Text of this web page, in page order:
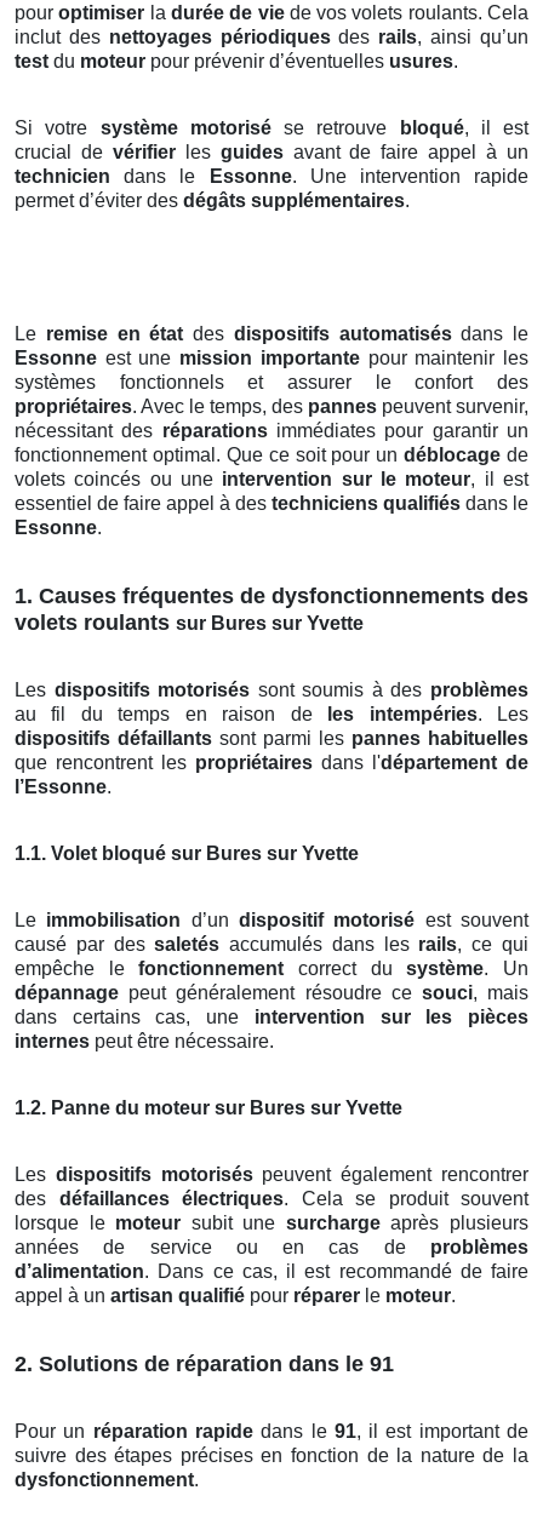
pouroptimiser la durée de viede vos volets roulants. Cela
inclut des nettoyages périodiquesdes rails, ainsi qu’un
test du moteur pour prévenir d’éventuelles usures.
Si votre système motorisése retrouve bloqué, il est
crucial de vérifierles guidesavant de faire appel à un
technicien dans le Essonne. Une intervention rapide
permet d’éviter des dégâts supplémentaires.
Le remise en état des dispositifs automatisésdans le
Essonne est une mission importantepour maintenir les
systèmes fonctionnels et assurer le confort des
propriétaires. Avec le temps, des pannes peuvent survenir,
nécessitant des réparationsimmédiates pour garantir un
fonctionnement optimal. Que ce soit pour undéblocage de
volets coincés ou une intervention sur le moteur, il est
essentiel de faire appel à des techniciens qualifiés dans le
Essonne.
1. Causes fréquentes de dysfonctionnements des
volets roulants sur Bures sur Yvette
Les dispositifs motorisés sont soumis à des problèmes
au fil du temps en raison de
les intempéries. Les
dispositifs défaillants sont parmi les pannes habituelles
que rencontrent les propriétaires dans l'département de
l’Essonne.
1.1. Volet bloqué sur Bures sur Yvette
Le immobilisation d’undispositif motorisé est souvent
causé par dessaletés accumulés dans les rails, ce qui
empêche lefonctionnement correct dusystème. Un
dépannage peut généralement résoudre ce souci, mais
dans certains cas, une intervention sur les pièces
internes peut être nécessaire.
1.2. Panne du moteur sur Bures sur Yvette
Les dispositifs motoriséspeuvent également rencontrer
des défaillances électriques. Cela se produit souvent
lorsque le moteur subit une surchargeaprès plusieurs
années de service ou en cas de problèmes
d’alimentation. Dans ce cas, il est recommandé de faire
appel à un artisan qualifié pour réparer le moteur.
2. Solutions de réparation dans le 91
Pour un réparation rapidedans le 91, il est important de
suivre des étapes précises en fonction de la nature de la
dysfonctionnement.